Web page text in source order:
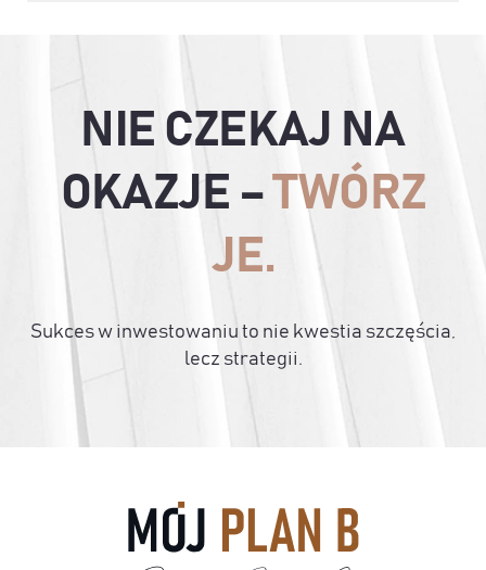
NIE CZEKAJ NA
OKAZJE –TWÓRZ
JE.
Sukces w inwestowaniu to nie kwestia szczęścia,
lecz strategii.